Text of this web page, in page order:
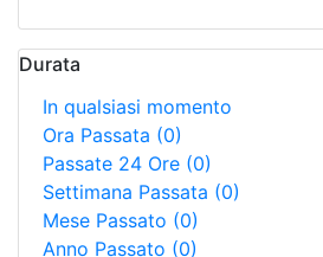
Durata
In qualsiasi momento
Ora Passata (0)
Passate 24 Ore (0)
Settimana Passata (0)
Mese Passato (0)
Anno Passato (0)